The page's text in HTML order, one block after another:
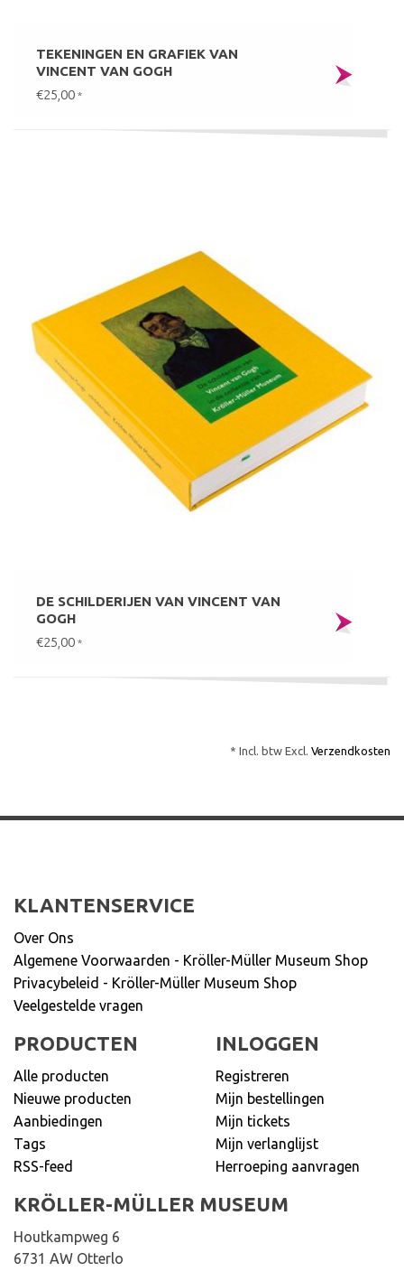
TEKENINGEN EN GRAFIEK VAN
VINCENT VAN GOGH
€25,00 *
DE SCHILDERIJEN VAN VINCENT VAN
GOGH
€25,00 *
* Incl. btw Excl. Verzendkosten
KLANTENSERVICE
Over Ons
Algemene Voorwaarden - Kröller-Müller Museum Shop
Privacybeleid - Kröller-Müller Museum Shop
Veelgestelde vragen
PRODUCTEN
Alle producten
Nieuwe producten
Aanbiedingen
Tags
RSS-feed
INLOGGEN
Registreren
Mijn bestellingen
Mijn tickets
Mijn verlanglijst
Herroeping aanvragen
KRÖLLER-MÜLLER MUSEUM
Houtkampweg 6
6731 AW Otterlo